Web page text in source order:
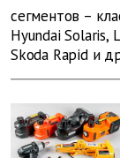
сегментов –
Hyundai Solaris,
Skoda Rapid и